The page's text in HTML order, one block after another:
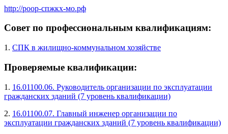
http://роор-спжкх-мо.рф
Совет по профессиональным квалификациям:
1. СПК в жилищно-коммунальном хозяйстве
Проверяемые квалификации:
1. 16.01100.06. Руководитель организации по эксплуатации
гражданских зданий (7 уровень квалификации)
2. 16.01100.07. Главный инженер организации по
эксплуатации гражданских зданий (7 уровень квалификации)